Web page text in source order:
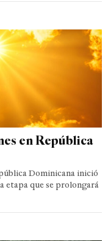
en República
Dominicana inició
etapa que se prolongará